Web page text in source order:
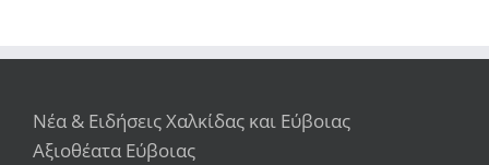
Νέα & Ειδήσεις Χαλκίδας και Εύβοιας
Αξιοθέατα Εύβοιας